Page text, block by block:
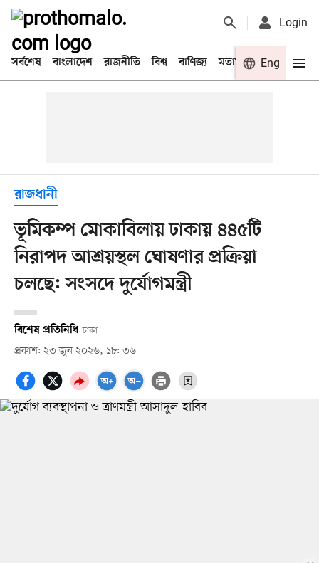
Login
সর্বশেষ বাংলাদেশ রাজনীতি বিশ্ব বাণিজ্য মতামত খেলা
Eng
রাজধানী
ভূমিকম্প মোকাবিলায় ঢাকায় ৪৪৫টি
নিরাপদ আশ্রয়স্থল ঘোষণার প্রক্রিয়া
চলছে: সংসদে দুর্যোগমন্ত্রী
বিশেষ প্রতিনিধি ঢাকা
প্রকাশ: ২৩ জুন ২০২৬, ১৮: ৩৬